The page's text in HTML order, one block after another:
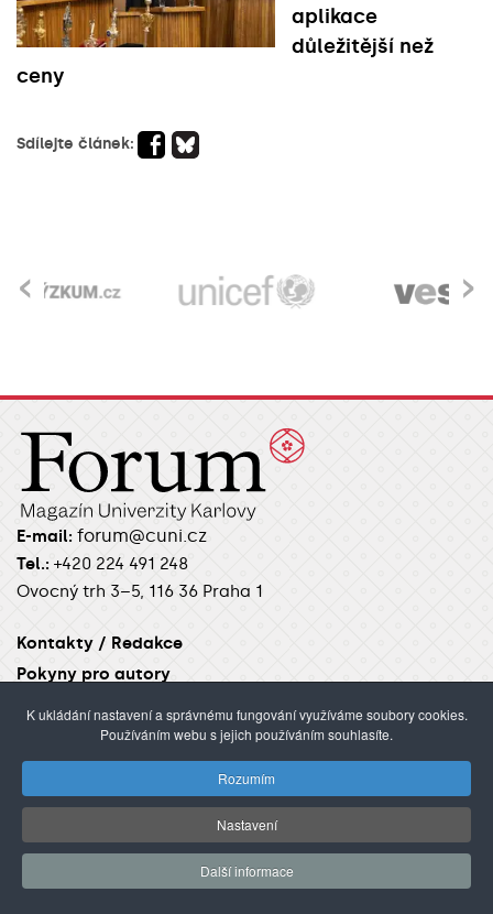
aplikace
důležitější než
ceny
Sdílejte článek:
›
‹
E-mail: forum@cuni.cz
Tel.: +420 224 491 248
Ovocný trh 3–5, 116 36 Praha 1
Kontakty / Redakce
Pokyny pro autory
Úvod Aktuality Věda Studenti
Academia
ŽÁNRY
K ukládání nastavení a správnému fungování využíváme soubory cookies.
Používáním webu s jejich používáním souhlasíte.
Rozumím
Nastavení
Další informace